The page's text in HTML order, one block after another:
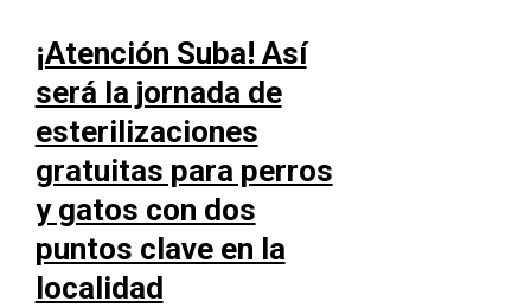
¡Atención Suba! Así
será la jornada de
esterilizaciones
gratuitas para perros
y gatos con dos
puntos clave en la
localidad